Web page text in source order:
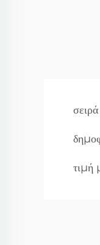
τιμή